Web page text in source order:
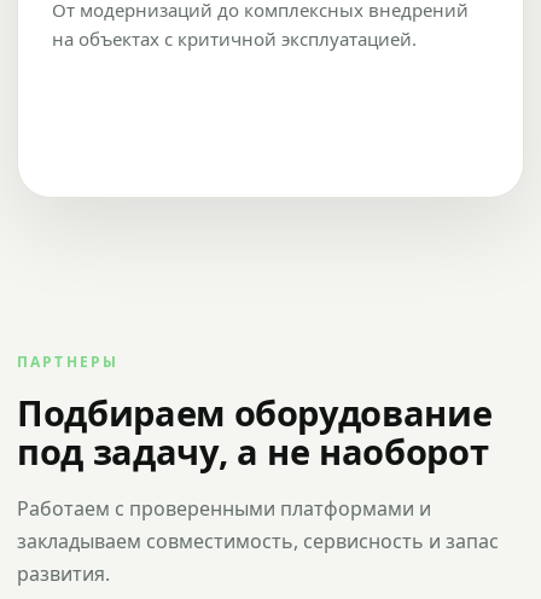
От модернизаций до комплексных внедрений
на объектах с критичной эксплуатацией.
ПАРТНЕРЫ
Подбираем оборудование
под задачу, а не наоборот
Работаем с проверенными платформами и
закладываем совместимость, сервисность и запас
развития.